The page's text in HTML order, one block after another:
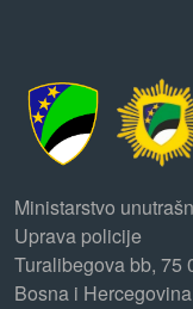
Ministarstvo
Uprava policije
Turalibegova bb, 75
Bosna i Hercegovina